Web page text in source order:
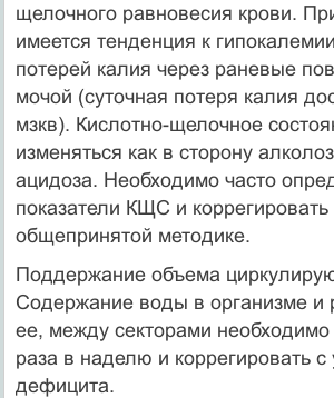
щелочного равновесия крови.
имеется тенденция к
потерей калия через раневые
мочой (суточная потеря калия
мзкв). Кислотно-щелочное
изменяться как в сторону
ацидоза. Необходимо часто
показатели КЩС и коррегировать
общепринятой методике.
Поддержание объема
Содержа­ние воды в организме и
ее, между секторами необходимо
раза в наделю и коррегировать с
дефицита.